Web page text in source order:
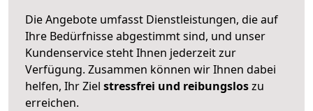
Die Angebote umfasst Dienstleistungen, die auf
Ihre Bedürfnisse abgestimmt sind, und unser
Kundenservice steht Ihnen jederzeit zur
Verfügung. Zusammen können wir Ihnen dabei
helfen, Ihr Ziel stressfrei und reibungsloszu
erreichen.